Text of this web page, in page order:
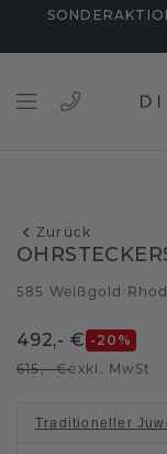
Zurück
585 Weißgold
492,- € -20 %
615,- €exkl. MwSt
Traditioneller